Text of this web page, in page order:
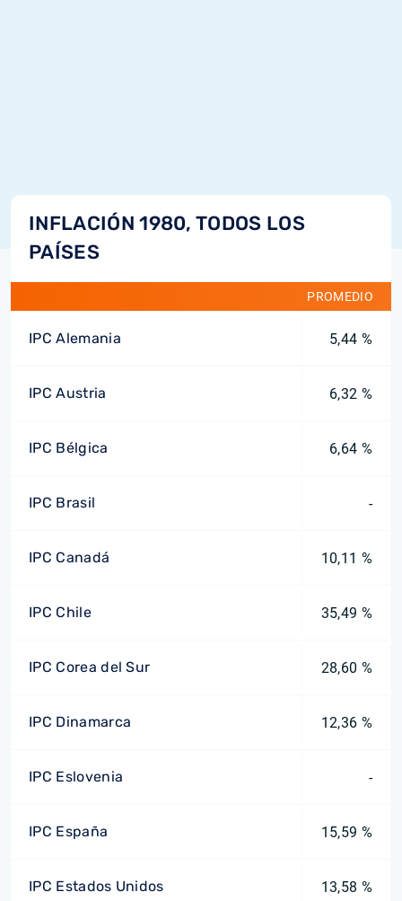
INFLACIÓN 1980, TODOS LOS
PAÍSES
PROMEDIO
IPC Alemania 5,44 %
IPC Austria 6,32 %
IPC Bélgica 6,64 %
IPC Brasil -
IPC Canadá 10,11 %
IPC Chile 35,49 %
IPC Corea del Sur 28,60 %
IPC Dinamarca 12,36 %
IPC Eslovenia -
IPC España 15,59 %
IPC Estados Unidos 13,58 %